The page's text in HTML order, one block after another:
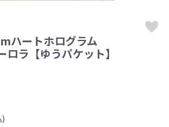
ハートホログラム
ラ【ゆうパケット】